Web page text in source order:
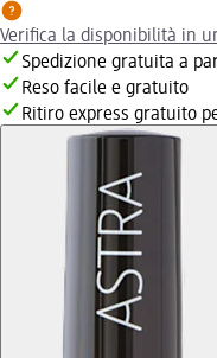
Verifica la disponibilità in
Spedizione gratuita a
Reso facile e gratuito
Ritiro express gratuito